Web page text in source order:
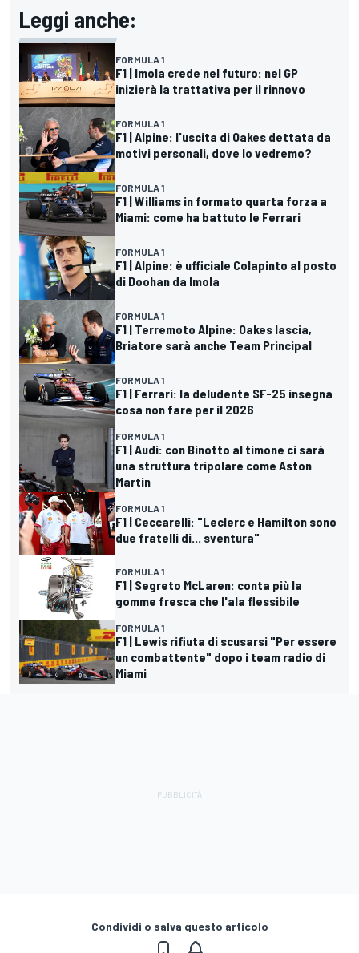
Leggi anche:
FORMULA 1
F1 | Imola crede nel futuro: nel GP
inizierà la trattativa per il rinnovo
FORMULA 1
F1 | Alpine: l'uscita di Oakes dettata da
motivi personali, dove lo vedremo?
FORMULA 1
F1 | Williams in formato quarta forza a
Miami: come ha battuto le Ferrari
FORMULA 1
F1 | Alpine: è ufficiale Colapinto al posto
di Doohan da Imola
FORMULA 1
F1 | Terremoto Alpine: Oakes lascia,
Briatore sarà anche Team Principal
FORMULA 1
F1 | Ferrari: la deludente SF-25 insegna
cosa non fare per il 2026
FORMULA 1
F1 | Audi: con Binotto al timone ci sarà
una struttura tripolare come Aston
Martin
FORMULA 1
F1 | Ceccarelli: "Leclerc e Hamilton sono
due fratelli di... sventura"
FORMULA 1
F1 | Segreto McLaren: conta più la
gomme fresca che l'ala flessibile
FORMULA 1
F1 | Lewis rifiuta di scusarsi "Per essere
un combattente" dopo i team radio di
Miami
Condividi o salva questo articolo